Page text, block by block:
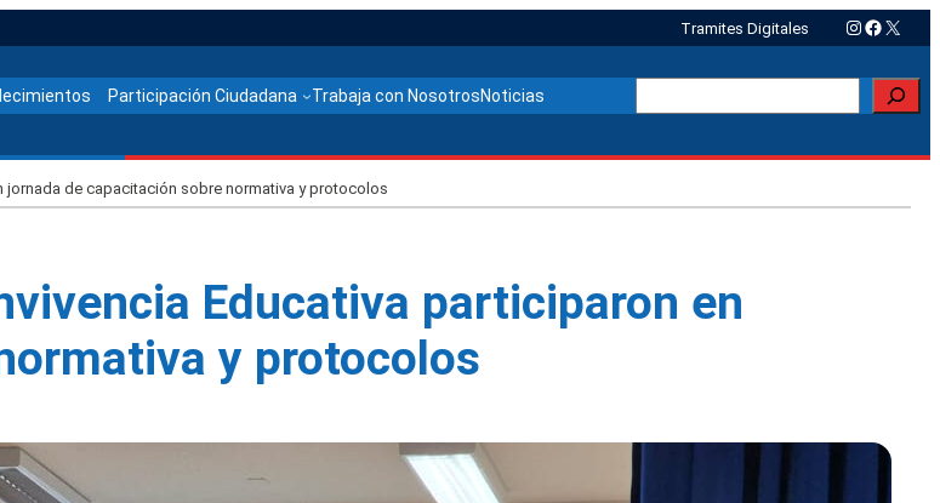
Tramites Digitales Instagram
X
Participación Ciudadana Trabaja con NosotrosNoticias
jornada de capacitación sobre normativa y protocolos
Educativa participaron en
y protocolos